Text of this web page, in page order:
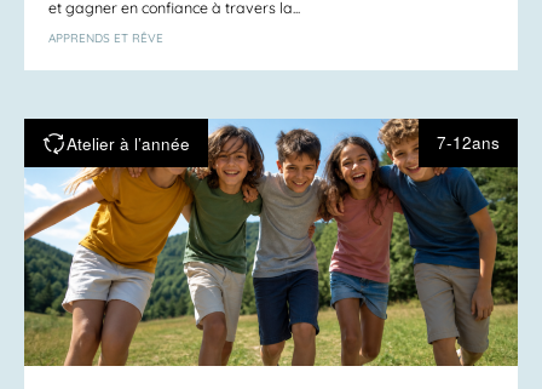
et gagner en confiance à travers la...
APPRENDS ET RÊVE
Atelier à l’année 7-12ans